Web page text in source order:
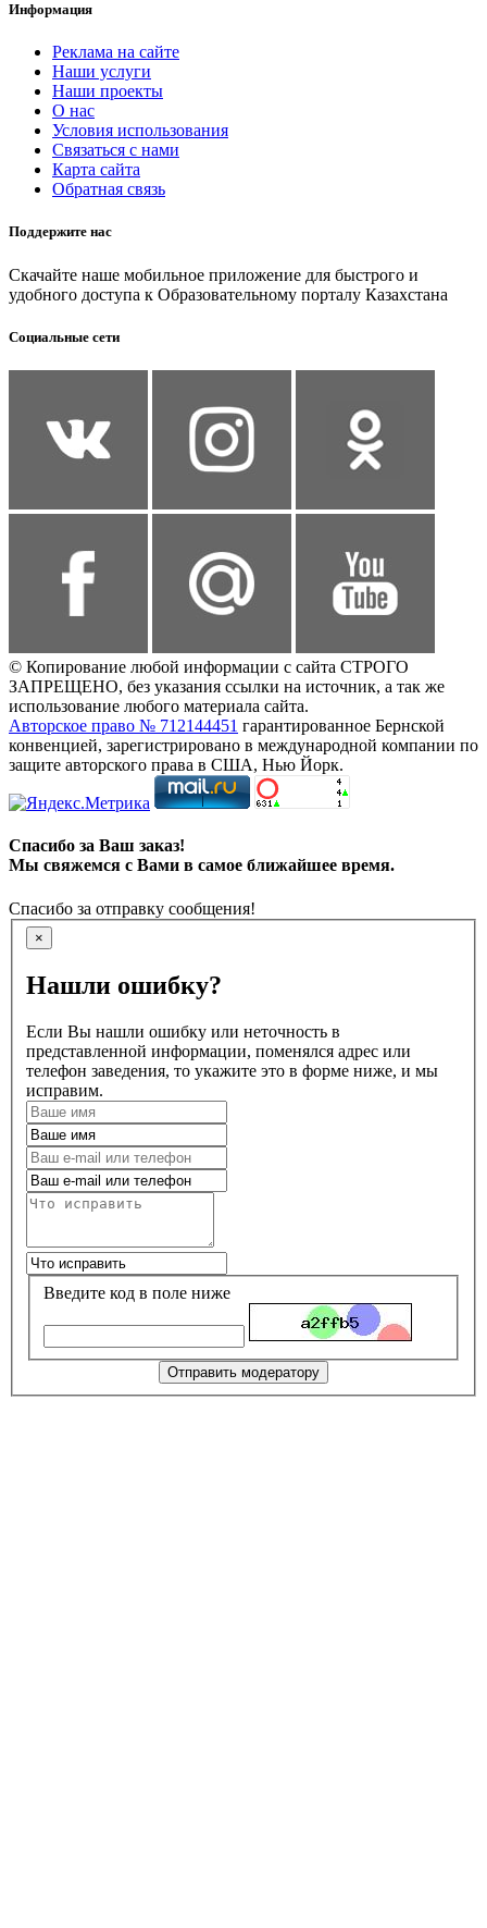
Информация
Реклама на сайте
Наши услуги
Наши проекты
О нас
Условия использования
Связаться с нами
Карта сайта
Обратная связь
Поддержите нас
Скачайте наше мобильное приложение для быстрого и
удобного доступа к Образовательному порталу Казахстана
Социальные сети
© Копирование любой информации с сайта СТРОГО
ЗАПРЕЩЕНО, без указания ссылки на источник, а так же
использование любого материала сайта.
Авторское право № 712144451 гарантированное Бернской
конвенцией, зарегистрировано в международной компании по
защите авторского права в США, Нью Йорк.
Спасибо за Ваш заказ!
Мы свяжемся с Вами в самое ближайшее время.
Спасибо за отправку сообщения!
×
Нашли ошибку?
Если Вы нашли ошибку или неточность в
представленной информации, поменялся адрес или
телефон заведения, то укажите это в форме ниже, и мы
исправим.
Введите код в поле ниже
Отправить модератору